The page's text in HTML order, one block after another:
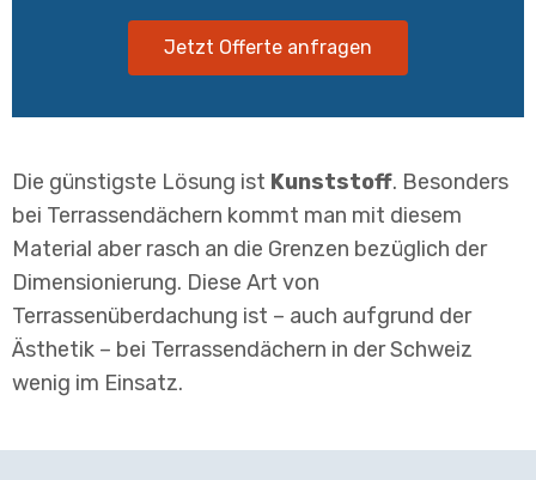
Jetzt Offerte anfragen
Die günstigste Lösung ist Kunststoff. Besonders
bei Terrassendächern kommt man mit diesem
Material aber rasch an die Grenzen bezüglich der
Dimensionierung. Diese Art von
Terrassenüberdachung ist – auch aufgrund der
Ästhetik – bei Terrassendächern in der Schweiz
wenig im Einsatz.